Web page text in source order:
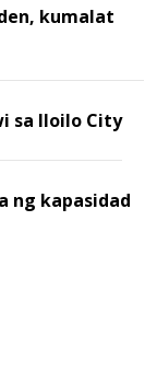
kumalat
sa Iloilo City
ng kapasidad